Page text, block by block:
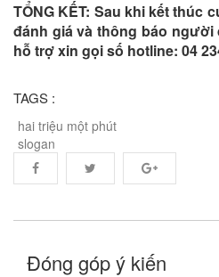
TỔNG KẾT: Sau khi kết thúc
đánh giá và thông báo người
hỗ trợ xin gọi số hotline: 04
TAGS :
hai triệu một phút
slogan
Đóng góp ý kiến